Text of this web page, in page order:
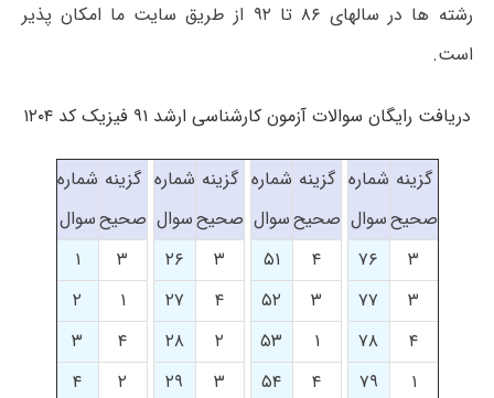
رشته ها در سالهای ۸۶ تا ۹۲ از طریق سایت ما امکان پذیر
است.
دریافت رایگان سوالات آزمون کارشناسی ارشد ۹۱ فیزیک کد ۱۲۰۴
گزینه
صحیح
شماره
سوال
گزینه
صحیح
شماره
سوال
گزینه
صحیح
شماره
سوال
گزینه
صحیح
شماره
سوال
۳
۷۶ ۴ ۵۱ ۳ ۲۶ ۳
۱
۳
۷۷ ۳ ۵۲ ۴ ۲۷ ۱
۲
۴
۷۸ ۱ ۵۳ ۲ ۲۸ ۴
۳
۱
۷۹ ۴ ۵۴ ۳ ۲۹ ۲
۴